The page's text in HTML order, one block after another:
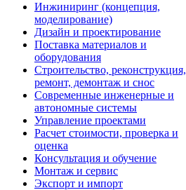
Инжиниринг (концепция,
моделирование)
Дизайн и проектирование
Поставка материалов и
оборудования
Строительство, реконструкция,
ремонт, демонтаж и снос
Современные инженерные и
автономные системы
Управление проектами
Расчет стоимости, проверка и
оценка
Консультация и обучение
Монтаж и сервис
Экспорт и импорт